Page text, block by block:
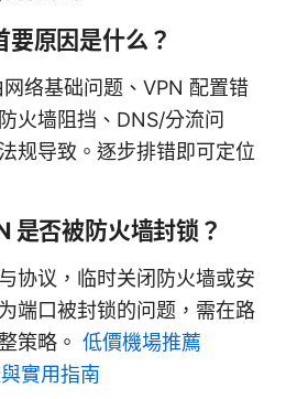
原因是什么？
络基础问题、VPN 配置错
火墙阻挡、DNS/分流问
规导致。逐步排错即可定位
是否被防火墙封锁？
协议，临时关闭防火墙或安
端口被封锁的问题，需在路
策略。 低價機場推薦
實用指南